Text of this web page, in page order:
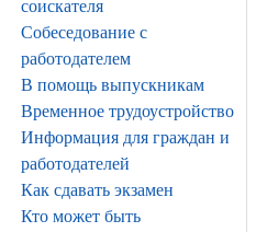
соискателя
Собеседование с
работодателем
В помощь выпускникам
Временное трудоустройство
Информация для граждан и
работодателей
Как сдавать экзамен
Кто может быть